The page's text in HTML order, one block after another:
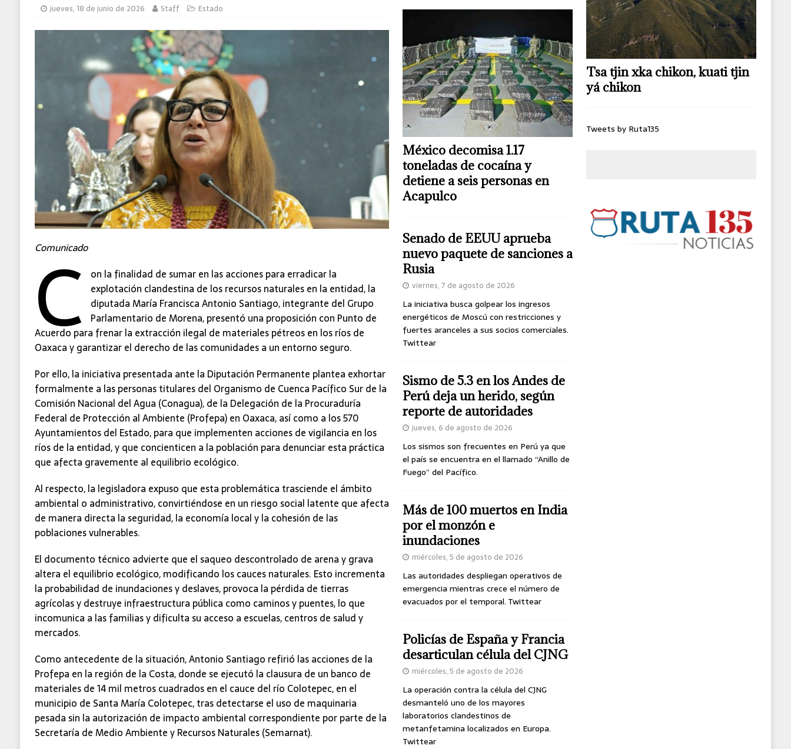
jueves, 18 de junio de 2026 Staff Estado
Comunicado
C on la finalidad de sumar en las acciones para erradicar la
explotación clandestina de los recursos naturales en la entidad, la
diputada María Francisca Antonio Santiago, integrante del Grupo
Parlamentario de Morena, presentó una proposición con Punto de
Acuerdo para frenar la extracción ilegal de materiales pétreos en los ríos de
Oaxaca y garantizar el derecho de las comunidades a un entorno seguro.
Por ello, la iniciativa presentada ante la Diputación Permanente plantea exhortar
formalmente a las personas titulares del Organismo de Cuenca Pacífico Sur de la
Comisión Nacional del Agua (Conagua), de la Delegación de la Procuraduría
Federal de Protección al Ambiente (Profepa) en Oaxaca, así como a los 570
Ayuntamientos del Estado, para que implementen acciones de vigilancia en los
ríos de la entidad, y que concienticen a la población para denunciar esta práctica
que afecta gravemente al equilibrio ecológico.
Al respecto, la legisladora expuso que esta problemática trasciende el ámbito
ambiental o administrativo, convirtiéndose en un riesgo social latente que afecta
de manera directa la seguridad, la economía local y la cohesión de las
poblaciones vulnerables.
El documento técnico advierte que el saqueo descontrolado de arena y grava
altera el equilibrio ecológico, modificando los cauces naturales. Esto incrementa
la probabilidad de inundaciones y deslaves, provoca la pérdida de tierras
agrícolas y destruye infraestructura pública como caminos y puentes, lo que
incomunica a las familias y dificulta su acceso a escuelas, centros de salud y
mercados.
Como antecedente de la situación, Antonio Santiago refirió las acciones de la
Profepa en la región de la Costa, donde se ejecutó la clausura de un banco de
materiales de 14 mil metros cuadrados en el cauce del río Colotepec, en el
municipio de Santa María Colotepec, tras detectarse el uso de maquinaria
pesada sin la autorización de impacto ambiental correspondiente por parte de la
Secretaría de Medio Ambiente y Recursos Naturales (Semarnat).
México decomisa 1.17
toneladas de cocaína y
detiene a seis personas en
Acapulco
Senado de EEUU aprueba
nuevo paquete de sanciones a
Rusia
viernes, 7 de agosto de 2026
La iniciativa busca golpear los ingresos
energéticos de Moscú con restricciones y
fuertes aranceles a sus socios comerciales.
Twittear
Sismo de 5.3 en los Andes de
Perú deja un herido, según
reporte de autoridades
jueves, 6 de agosto de 2026
Los sismos son frecuentes en Perú ya que
el país se encuentra en el llamado “Anillo de
Fuego” del Pacífico.
Más de 100 muertos en India
por el monzón e
inundaciones
miércoles, 5 de agosto de 2026
Las autoridades despliegan operativos de
emergencia mientras crece el número de
evacuados por el temporal. Twittear
Policías de España y Francia
desarticulan célula del CJNG
miércoles, 5 de agosto de 2026
La operación contra la célula del CJNG
desmanteló uno de los mayores
laboratorios clandestinos de
metanfetamina localizados en Europa.
Twittear
Tsa tjin xka chikon, kuati tjin
yá chikon
Tweets by Ruta135